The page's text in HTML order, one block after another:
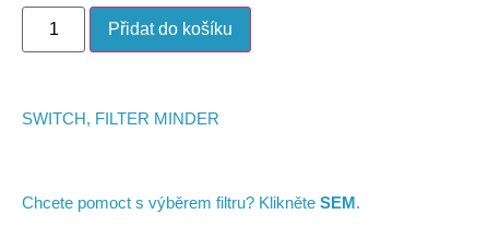
Přidat do košíku
SWITCH, FILTER MINDER
Chcete pomoct s výběrem filtru? Klikněte SEM.